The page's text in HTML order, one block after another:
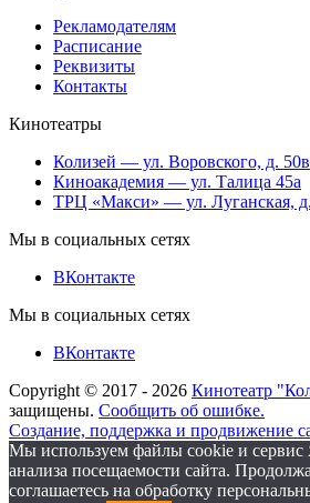
Рекламодателям
Расписание
Реквизиты
Контакты
Кинотеатры
Колизей — ул. Воровского, д. 50в
Киноакадемия — ул. Талица 45а
ТРЦ «Макси» — ул. Луганская,
Мы в социальных сетях
ВКонтакте
Мы в социальных сетях
ВКонтакте
Copyright © 2017 - 2026 Кинотеатр
защищены. Сообщить об ошибке.
Создание, поддержка и продвижение
Мы используем файлы cookie и сервис
анализа посещаемости сайта.
соглашаетесь на обработку